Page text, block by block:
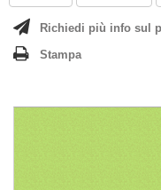
Richiedi più info sul
Stampa